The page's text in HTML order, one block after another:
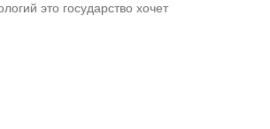
это государство хочет